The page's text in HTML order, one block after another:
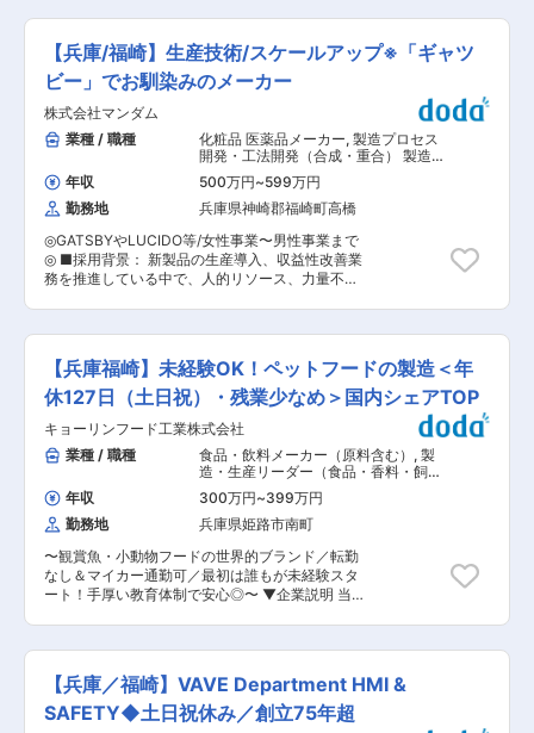
実際の営業業務は先輩社員のOJTや、営業同行を
通じて学んで頂きます。 先輩社員に同行しつつ実
務を覚え、徐々に担当を引き継いでいくのでご安
心ください。 《充実した研修制度！》 業界と商
品知識を学べる「座学研修」や、実際の商品の製
造工程・施工法を学べる「工場・現場見学」、 そ
の他にも外部講師・Webセミナーによる研修
「SMBC研修」など、 《未経験から活躍している
先輩社員多数！》 現在活用している先輩社員も、
前職は製造業、飲食関係などバラエティ豊か。 全
体の80%以上の社員が未経験スタートで、現在活
用しております。 同じ未経験入社の気持ちを理解
している社員が沢山おりますので、親身に丁寧に
年収385万円 ／ 27歳 営業職 入社1年目 （2）年収
513万円 ／ 34歳 営業職 入社4年目 変更の範囲：
仕事の流れ＞ 入社後は生産技術部 専用機製作課
に配属されます。生産技術部には他に生産技術課
があり、また、各製造事業部の製造技術課、それ
ぞれの課からラインの自動化の相談が専用機製作
課にされ、その要望にあった機器を設計する流れ
になります。 ※社外向けの機器を担当することも
あります。 具体的には既製品のロボットやセンサ
ーを使ってニーズに合うものを作る形になりま
す。 ■部署構成：生産技術部には３０名が在籍し
ています。（２０代・４０代が大半） 専用機製作
課の仕事に内容には以下２つの役割があります。
（1）CADなどで筐体設計を行う方 （2）機器の
電気設計を行う方 今回はこちらの（2）の方の募
集になります。 ■働き方 ・出張は基本的にあり
ません。 ■同社の強み： ・さまざまなユーザー
のニーズに応え続けている同社の総合力は、幅広
そして完成品へと創りあげる技術力とノウハウ
は、OEM生産をはじめ、自社製品の開発にもいか
んなく発揮しています。市場で評価されたオリジ
ナル製品の数々もまた、同社の総合力の証です。
・顧客の「もっとこうなれば」を実現するため
に、現状の製品や製造工程を解析し、課題を発
見、そしてその課題を解決しています。そうした
同社のVA／VE活動は、これまで多くの顧客の現
場や製品において成果をあげています。品質の向
上はもちろん、生産の効率化やコストダウン、あ
るいは新製品の開発まで。同社の提案、開発力か
ら、新たな価値が生み出されています。 ・顧客の
設計に基づく受託生産をはじめ、開発設計段階か
術の開発も行い、試作品の製作から評価まで、ト
ータルに実施できる体制を完備しています。開発
の向上や、VE活動にも大きな成果が期待できま
す。創業以来の進化を重ねながら、各産業界から
頼りにされるベストパートナー企業として歩みを
【兵庫/福崎】生産技術/スケールアップ※「ギャツ
ビー」でお馴染みのメーカー
株式会社マンダム
業種 / 職種
化粧品 医薬品メーカー, 製造プロセス
開発・工法開発（合成・重合） 製造プ
ロセス開発・工法開発（化粧品・トイ
レタリー）
年収 500万円~599万円
勤務地
兵庫県神崎郡福崎町高橋
◎GATSBYやLUCIDO等/女性事業〜男性事業まで
◎ ■採用背景： 新製品の生産導入、収益性改善業
務を推進している中で、人的リソース、力量不足
健康業務遂行により、更なる知識スキル習得時間
確保にも繋げ、 業務の遂行機能強化と生産性向上
（効果創出の迅速化）を図るため募集をしおりま
す。 ■業務内容： 化粧品、医薬部外品等を生産
する工場での生産技術業務（検証計画立案、テス
ト実施、手順書作成等） ・新製品の導入検討（調
合充填に関する量産工程の設計と各種文書の作
成） ・既存製品の調合充填に関する工程の改善
・調合充填工程に関する新規設備に関する応用研
究及び開発 ■求める役割と今後の展望： 担当業
務における以下の業務遂行面を主導し、組織の成
果を向上させることができる ・担当業務における
潜在的な問題点を発見し、本質的な問題解決を主
体的に遂行できる。 ・担当業務において、業務の
在り方や既存の方法を見直し変革することができ
る ■充実した研修制度： 通信教育、階層別研
ビー> 1978年発売以来、いつの時代も常に「旬の
かっこよさ」を提案し、男性のトータルグルーミ
ング研究に根ざした確かな品質で、高い認知と信
【兵庫福崎】未経験OK！ペットフードの製造＜年
休127日（土日祝）・残業少なめ＞国内シェアTOP
キョーリンフード工業株式会社
業種 / 職種
食品・飲料メーカー（原料含む） , 製
造・生産リーダー（食品・香料・飼
料） 製造・生産オペレーター（食品・
香料・飼料）
年収 300万円~399万円
勤務地
兵庫県姫路市南町
〜観賞魚・小動物フードの世界的ブランド／転勤
なし＆マイカー通勤可／最初は誰もが未経験スタ
ート！手厚い教育体制で安心◎〜 ▼企業説明 当社
ーカーです。自社製品である観賞魚フードのシェ
アは国内No.1で、世界約70ヵ国以上で販売されて
います。 大切なペットの健康を食事（飼料）から
支える当社にて、ペットフードの成型業務を行っ
ていただきます。 ▼入社後の流れ 当社に入社さ
【兵庫／福崎】VAVE Department HMI &
SAFETY◆土日祝休み／創立75年超